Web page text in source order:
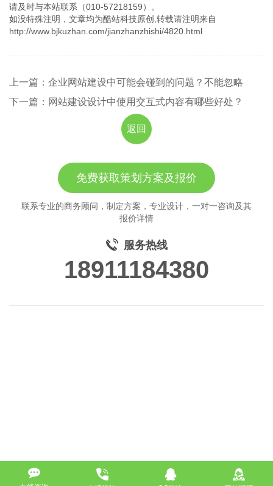
请及时与本站联系（010-57218159）。
如没特殊注明，文章均为酷站科技原创,转载请注明来自
http://www.bjkuzhan.com/jianzhanzhishi/4820.html
上一篇：企业网站建设中可能会碰到的问题？不能忽略
下一篇：网站建设设计中使用交互式内容有哪些好处？
返回
免费获取策划方案及报价
联系专业的商务顾问，制定方案，专业设计，一对一咨询及其
报价详情
服务热线
18911184380